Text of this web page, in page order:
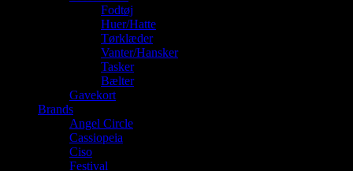
Fodtøj
Huer/Hatte
Tørklæder
Vanter/Hansker
Tasker
Bælter
Gavekort
Brands
Angel Circle
Cassiopeia
Ciso
Festival